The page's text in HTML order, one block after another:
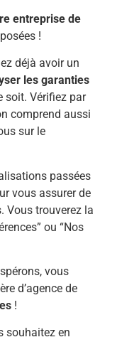
entreprise de
!
déjà avoir un
les garanties
soit. Vérifiez par
comprend aussi
sur le
passées
vous assurer de
Vous trouverez la
ou “Nos
vous
d’agence de
!
souhaitez en